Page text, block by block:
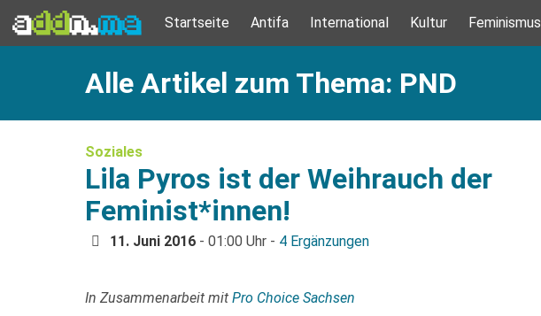
Startseite Antifa International Kultur Feminismus
Alle Artikel zum Thema: PND
Soziales
Lila Pyros ist der Weihrauch der
Feminist*innen!
11. Juni 2016 - 01:00 Uhr - 4 Ergänzungen
In Zusammenarbeit mit Pro Choice Sachsen